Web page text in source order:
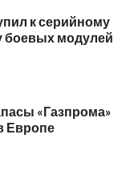
к серийному
боевых модулей
«Газпрома»
Европе